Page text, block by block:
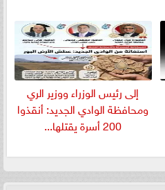
إلى رئيس الوزراء ووزير الري
ومحافظة الوادي الجديد: أنقذوا
200 أسرة يقتلها...